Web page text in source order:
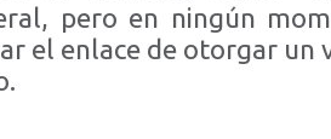
pero en ningún
el enlace de otorgar un